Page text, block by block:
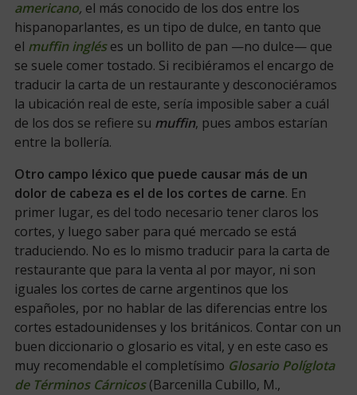
americano, el más conocido de los dos entre los
hispanoparlantes, es un tipo de dulce, en tanto que
el muffin ingléses un bollito de pan —no dulce— que
se suele comer tostado. Si recibiéramos el encargo de
traducir la carta de un restaurante y desconociéramos
la ubicación real de este, sería imposible saber a cuál
de los dos se refiere su muffin, pues ambos estarían
entre la bollería.
Otro campo léxico que puede causar más de un
dolor de cabeza es el de los cortes de carne. En
primer lugar, es del todo necesario tener claros los
cortes, y luego saber para qué mercado se está
traduciendo. No es lo mismo traducir para la carta de
restaurante que para la venta al por mayor, ni son
iguales los cortes de carne argentinos que los
españoles, por no hablar de las diferencias entre los
cortes estadounidenses y los británicos. Contar con un
buen diccionario o glosario es vital, y en este caso es
muy recomendable el completísimo Glosario Políglota
de Términos Cárnicos(Barcenilla Cubillo, M.,